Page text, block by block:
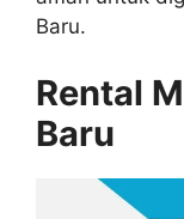
Baru.
Rental
Baru